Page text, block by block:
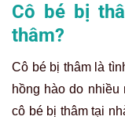
Cô bé bị
thâm?
Cô bé bị thâm là
hồng hào do nhiều
cô bé bị thâm tại